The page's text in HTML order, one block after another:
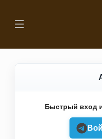
Быстрый вход и